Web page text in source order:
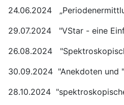
24.06.2024
29.07.2024 "VStar - eine
26.08.2024
30.09.2024 "Anekdoten und
28.10.2024